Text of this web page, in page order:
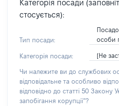
Категорія посади
стосується):
Тип посади:
особи
Категорія посади: [Не
Чи належите ви до службових
відповідальне та особливо
відповідно до статті 50 Закону
запобігання корупції”?